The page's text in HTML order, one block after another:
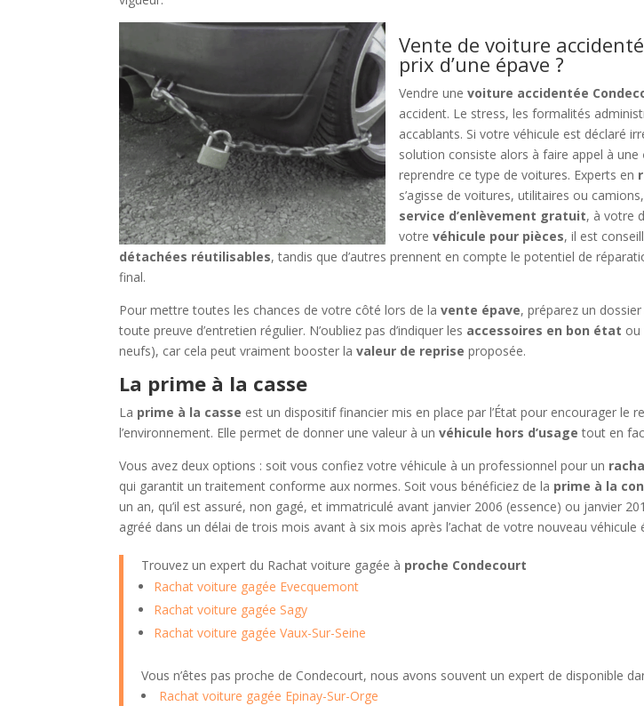
Vente de voiture
prix d’une épave ?
Vendre unevoiture accidentée
accident. Le stress, les formalités
accablants. Si votre véhicule est déclaré
solution consiste alors à faire appel à une
reprendre ce type de voitures. Experts en
s’agisse de voitures, utilitaires ou
service d’enlèvement gratuit, à votre
votrevéhicule pour pièces, il est
détachées réutilisables, tandis que d’autres prennent en compte le potentiel de
final.
Pour mettre toutes les chances de votre côté lors de lavente épave, préparez un
toute preuve d’entretien régulier. N’oubliez pas d’indiquer les accessoires en bon état ou
neufs), car cela peut vraiment booster lavaleur de reprise proposée.
La prime à la casse
La prime à la casse est un dispositif financier mis en place par l’État pour encourager le
l’environnement. Elle permet de donner une valeur à unvéhicule hors d’usage tout en
Vous avez deux options : soit vous confiez votre véhicule à un professionnel pour un
qui garantit un traitement conforme aux normes. Soit vous bénéficiez de la prime à la
un an, qu’il est assuré, non gagé, et immatriculé avant janvier 2006 (essence) ou janvier
agréé dans un délai de trois mois avant à six mois après l’achat de votre nouveau véhicule
Trouvez un expert du Rachat voiture gagée à proche Condecourt
Rachat voiture gagée Evecquemont
Rachat voiture gagée Sagy
Rachat voiture gagée Vaux-Sur-Seine
Vous n’êtes pas proche de Condecourt, nous avons souvent un expert de disponible
Rachat voiture gagée Epinay-Sur-Orge